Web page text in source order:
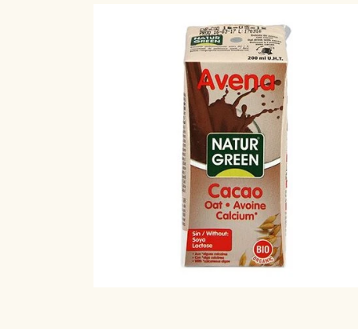
BRØDVARER
KAGER OG WIENERBRØD
DIVERSE BOLLER M.M.
DRIKKEVARER
VOELKEL OG BEUTELSBACHER
DIVERSE DRIKKEVARER
SØBOGAARDSAFT
PLANTEDRIKKE - OG FLØDE
KAFFE/TE/VAND